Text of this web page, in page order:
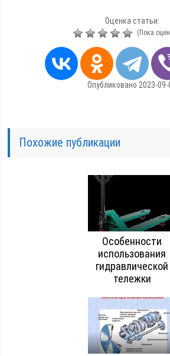
Оценка статьи:
(Пока
Опубликовано 2023-09-
Похожие публикации
Особенности
использования
гидравлической
тележки